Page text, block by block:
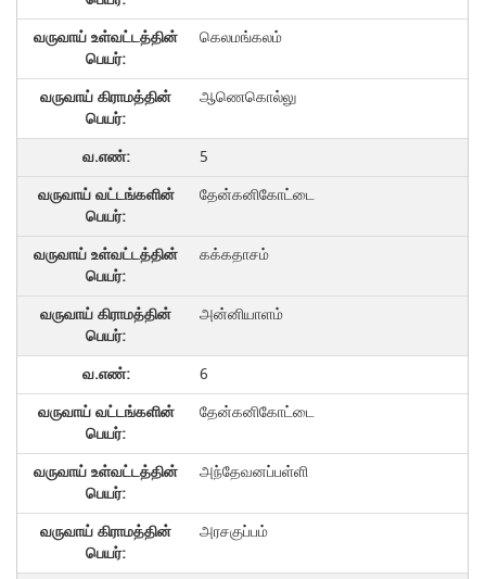
கெலமங்கலம்
ஆணெகொல்லு
5
தேன்கனிகோட்டை
கக்கதாசம்
அன்னியாளம்
6
தேன்கனிகோட்டை
அந்தேவனப்பள்ளி
அரசகுப்பம்